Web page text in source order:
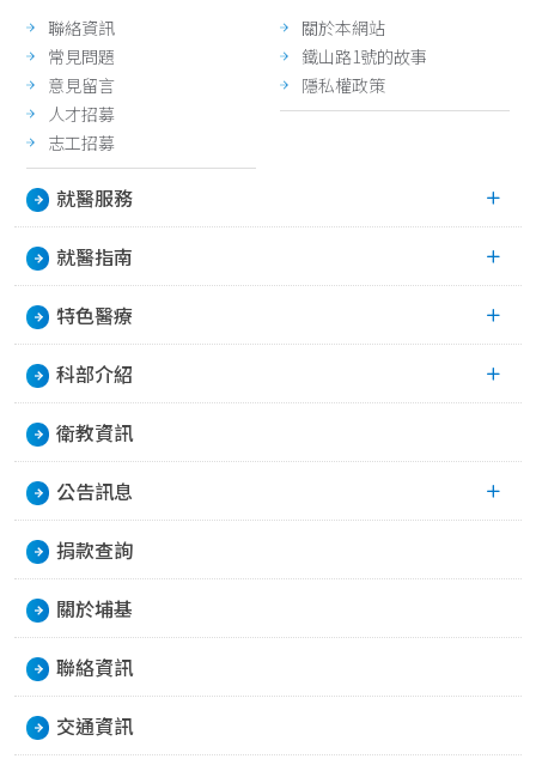
聯絡資訊
常見問題
意見留言
人才招募
志工招募
關於本網站
鐵山路1號的故事
隱私權政策
就醫服務
就醫指南
特色醫療
科部介紹
衛教資訊
公告訊息
捐款查詢
關於埔基
聯絡資訊
交通資訊